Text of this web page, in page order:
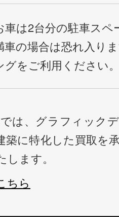
車は2台分の駐車ス
車の場合は恐れ入り
グをご利用ください
は、グラフィック
築に特化した買取を
ます。
ちら